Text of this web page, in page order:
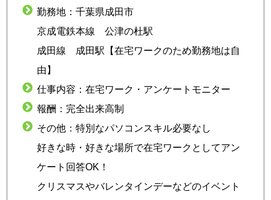
勤務地：千葉県成田市
京成電鉄本線 公津の杜駅
成田線 成田駅【在宅ワークのため勤務地は自
由】
仕事内容：在宅ワーク・アンケートモニター
報酬：完全出来高制
その他：特別なパソコンスキル必要なし
好きな時・好きな場所で在宅ワークとしてアン
ケート回答OK！
クリスマスやバレンタインデーなどのイベント